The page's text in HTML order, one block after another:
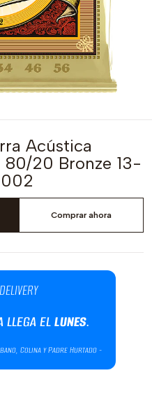
Acústica
20 Bronze 13-
Comprar ahora